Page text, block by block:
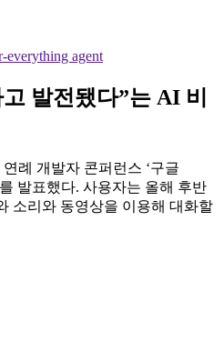
everything agent
발전됐다”는 AI 비
례 개발자 콘퍼런스 ‘구글
발표했다. 사용자는 올해 후반
소리와 동영상을 이용해 대화할